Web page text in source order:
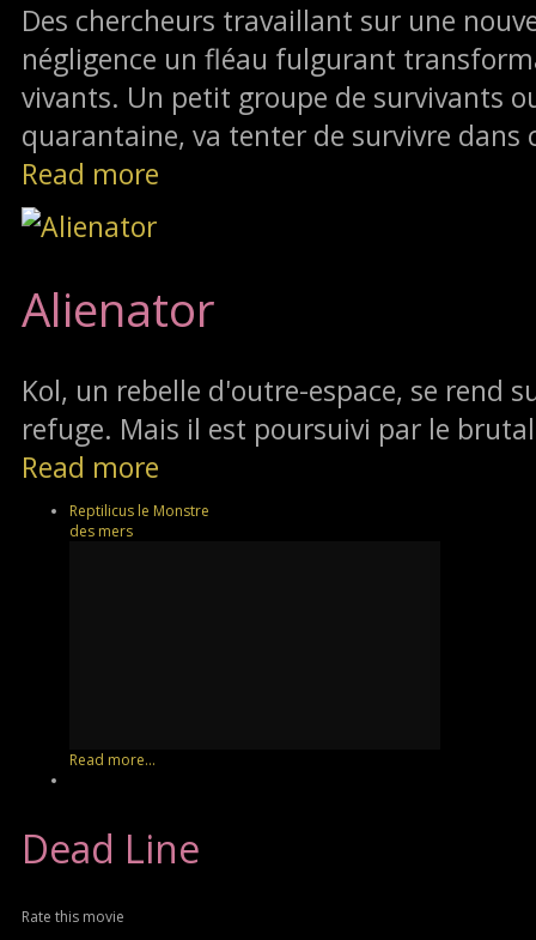
Des chercheurs travaillant sur une
négligence un fléau fulgurant
vivants. Un petit groupe de survivants
quarantaine, va tenter de survivre
Read more
Alienator
Kol, un rebelle d'outre-espace, se rend
refuge. Mais il est poursuivi par le
Read more
Reptilicus le Monstre
des mers
Read more...
Dead Line
Rate this movie